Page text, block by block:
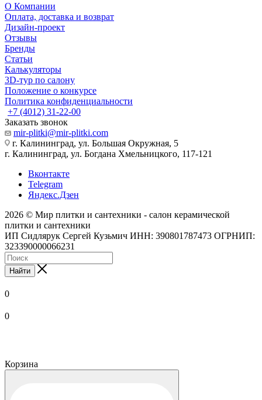
О Компании
Оплата, доставка и возврат
Дизайн-проект
Отзывы
Бренды
Статьи
Калькуляторы
3D-тур по салону
Положение о конкурсе
Политика конфиденциальности
+7 (4012) 31-22-00
Заказать звонок
mir-plitki@mir-plitki.com
г. Калининград, ул. Большая Окружная, 5
г. Калининград, ул. Богдана Хмельницкого, 117-121
Вконтакте
Telegram
Яндекс.Дзен
2026 © Мир плитки и сантехники - салон керамической
плитки и сантехники
ИП Сидлярук Сергей Кузьмич ИНН: 390801787473 ОГРНИП:
323390000066231
Найти
0
0
Корзина